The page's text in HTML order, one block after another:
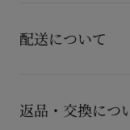
ています。
つかの注意事項がご
認くださいませ。
配送について
15,000円(税込)以上
す。
返品・交換につ